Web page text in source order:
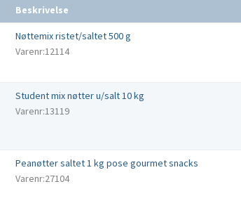
Beskrivelse
Nøttemix ristet/saltet 500 g
Varenr:12114
Student mix nøtter u/salt 10 kg
Varenr:13119
Peanøtter saltet 1 kg pose gourmet snacks
Varenr:27104